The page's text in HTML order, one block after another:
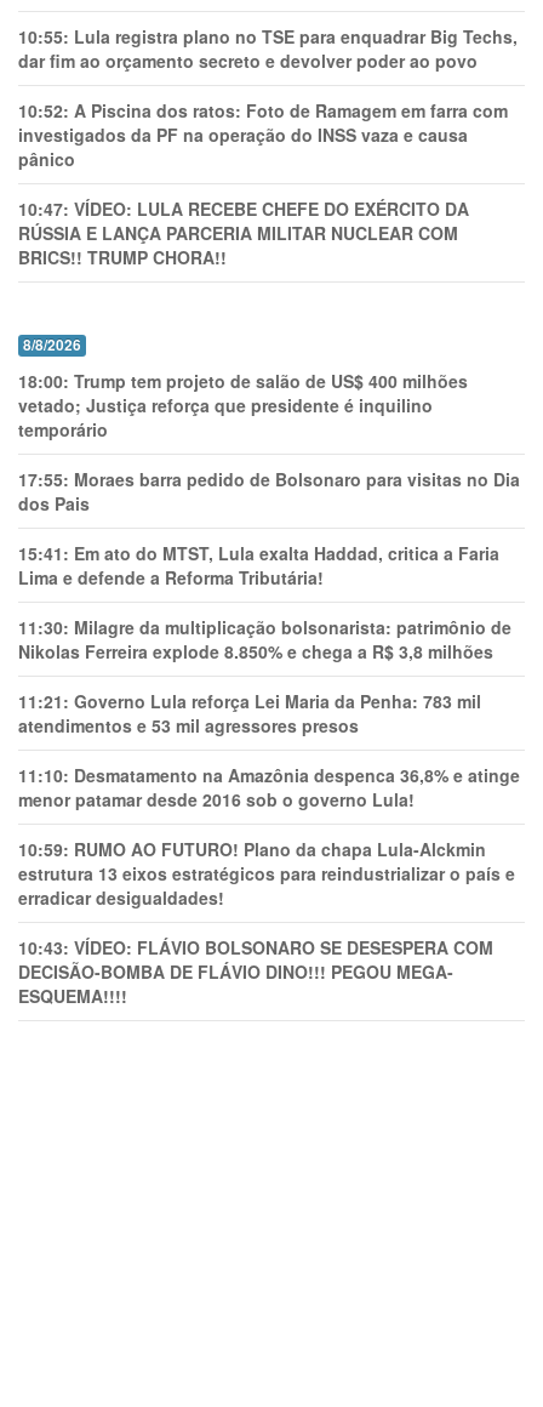
10:55: Lula registra plano no TSE para enquadrar Big Techs,
dar fim ao orçamento secreto e devolver poder ao povo
10:52: A Piscina dos ratos: Foto de Ramagem em farra com
investigados da PF na operação do INSS vaza e causa
pânico
10:47: VÍDEO: LULA RECEBE CHEFE DO EXÉRCITO DA
RÚSSIA E LANÇA PARCERIA MILITAR NUCLEAR COM
BRICS!! TRUMP CHORA!!
8/8/2026
18:00: Trump tem projeto de salão de US$ 400 milhões
vetado; Justiça reforça que presidente é inquilino
temporário
17:55: Moraes barra pedido de Bolsonaro para visitas no Dia
dos Pais
15:41: Em ato do MTST, Lula exalta Haddad, critica a Faria
Lima e defende a Reforma Tributária!
11:30: Milagre da multiplicação bolsonarista: patrimônio de
Nikolas Ferreira explode 8.850% e chega a R$ 3,8 milhões
11:21: Governo Lula reforça Lei Maria da Penha: 783 mil
atendimentos e 53 mil agressores presos
11:10: Desmatamento na Amazônia despenca 36,8% e atinge
menor patamar desde 2016 sob o governo Lula!
10:59: RUMO AO FUTURO! Plano da chapa Lula-Alckmin
estrutura 13 eixos estratégicos para reindustrializar o país e
erradicar desigualdades!
10:43: VÍDEO: FLÁVIO BOLSONARO SE DESESPERA COM
DECISÃO-BOMBA DE FLÁVIO DINO!!! PEGOU MEGA-
ESQUEMA!!!!